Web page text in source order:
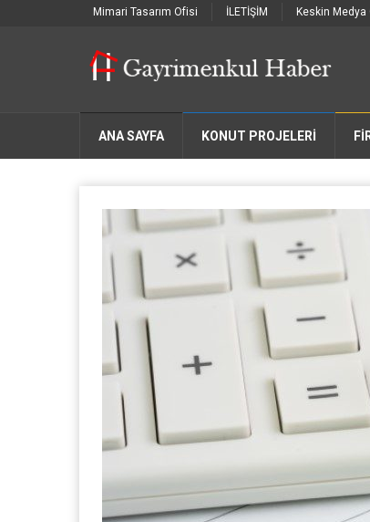
Mimari Tasarım Ofisi İLETİŞİM Keskin Medya
ANA SAYFA KONUT PROJELERİ